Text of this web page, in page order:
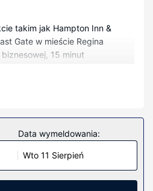
takim jak Hampton Inn &
Gate w mieście Regina
15 minut
Heritage Center. Hotel
pokojach, których
LCD. Bezpłatny
dostęp do internetu
a telewizja kablowa —
Data wymeldowania:
Wto 11 Sierpień